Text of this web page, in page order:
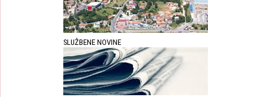
SLUŽBENE NOVINE